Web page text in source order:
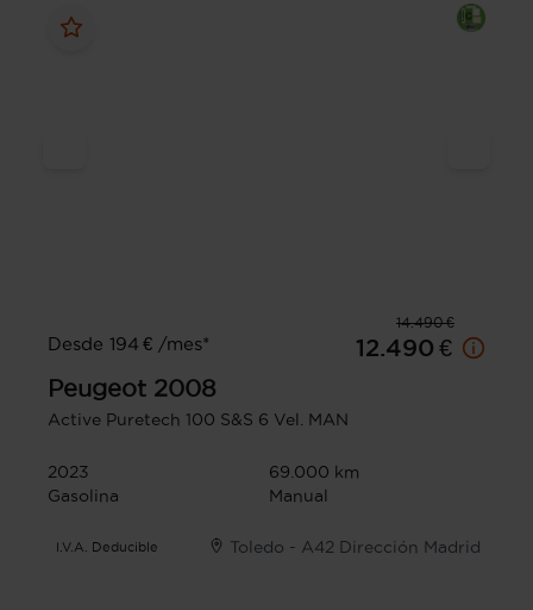
14.490 €
Desde 194 € /mes*
12.490 €
Peugeot 2008
Active Puretech 100 S&S 6 Vel. MAN
2023
69.000 km
Gasolina
Manual
I.V.A. Deducible Toledo - A42 Dirección Madrid